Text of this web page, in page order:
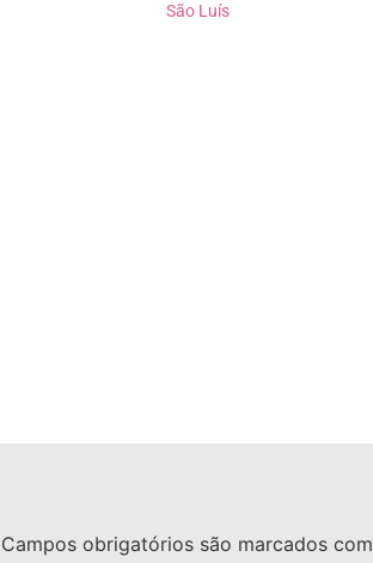
São Luís
Campos obrigatórios são marcados com